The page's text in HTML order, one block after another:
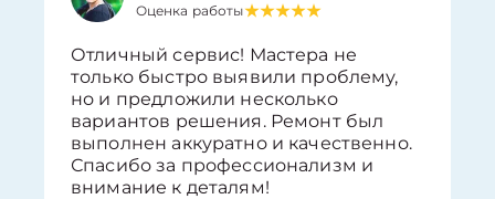
Оценка работы
Отличный сервис! Мастера не
только быстро выявили проблему,
но и предложили несколько
вариантов решения. Ремонт был
выполнен аккуратно и качественно.
Спасибо за профессионализм и
внимание к деталям!